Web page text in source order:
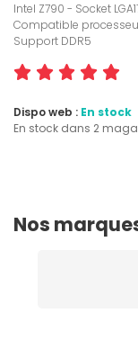
Intel Z790 - Socket
Compatible
Support DDR5
Dispo web : En stock
En stock dans 2
Nos